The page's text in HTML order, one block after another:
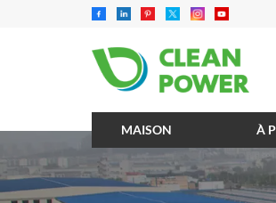
MAISON À